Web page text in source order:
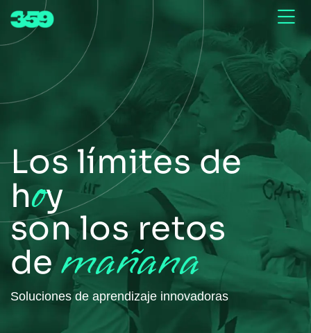
Los límites de
hoy
son los retos
demañana
Soluciones de aprendizaje innovadoras